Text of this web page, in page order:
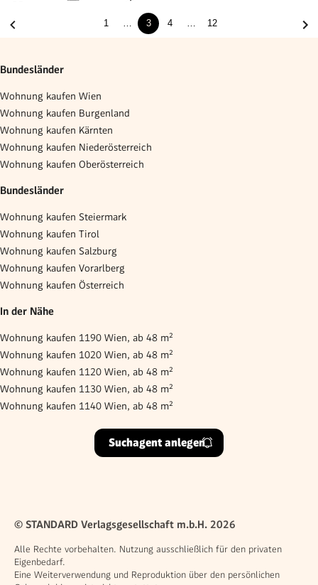
1 3 4 12
Bundesländer
Wohnung kaufen Wien
Wohnung kaufen Burgenland
Wohnung kaufen Kärnten
Wohnung kaufen Niederösterreich
Wohnung kaufen Oberösterreich
Bundesländer
Wohnung kaufen Steiermark
Wohnung kaufen Tirol
Wohnung kaufen Salzburg
Wohnung kaufen Vorarlberg
Wohnung kaufen Österreich
In der Nähe
Wohnung kaufen 1190 Wien, ab 48 m²
Wohnung kaufen 1020 Wien, ab 48 m²
Wohnung kaufen 1120 Wien, ab 48 m²
Wohnung kaufen 1130 Wien, ab 48 m²
Wohnung kaufen 1140 Wien, ab 48 m²
Suchagent anlegen
© STANDARD Verlagsgesellschaft m.b.H. 2026
Alle Rechte vorbehalten. Nutzung ausschließlich für den privaten
Eigenbedarf.
Eine Weiterverwendung und Reproduktion über den persönlichen